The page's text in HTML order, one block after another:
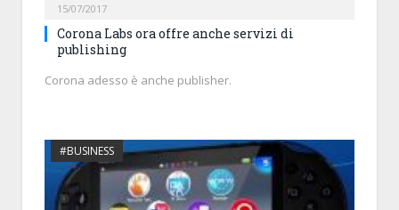
15/07/2017
Corona Labs ora offre anche servizi di
publishing
Corona adesso è anche publisher.
#BUSINESS